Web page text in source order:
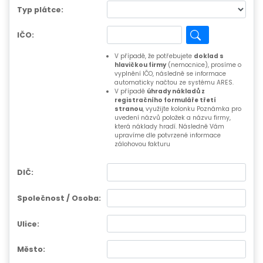
Typ plátce:
IČO:
V případě, že potřebujete doklad s
hlavičkou firmy(nemocnice), prosíme o
vyplnění IČO, následně se informace
automaticky načtou ze systému ARES.
V případě úhrady nákladů z
registračního formuláře třetí
stranou, využijte kolonku Poznámka pro
uvedení názvů položek a názvu firmy,
která náklady hradí. Následně Vám
upravíme dle potvrzené informace
zálohovou fakturu
DIČ:
Společnost / Osoba:
Ulice:
Město: